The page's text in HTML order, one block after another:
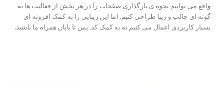
واقع می توانیم نحوه ی بارگذاری صفحات را در هر بخش از فعالیت ها به
گونه ای جالب و زیبا طراحی کنیم. اما این زیبایی را به کمک افزونه ای
بسیار کاربردی اعمال می کنیم نه به کمک کد. پس تا پایان همراه ما باشید.